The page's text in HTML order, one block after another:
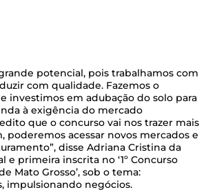
potencial, pois trabalhamos com
com qualidade. Fazemos o
investimos em adubação do solo para
à exigência do mercado
que o concurso vai nos trazer mais
poderemos acessar novos mercados e
disse Adriana Cristina da
e primeira inscrita no ‘1º Concurso
Mato Grosso’, sob o tema:
impulsionando negócios.